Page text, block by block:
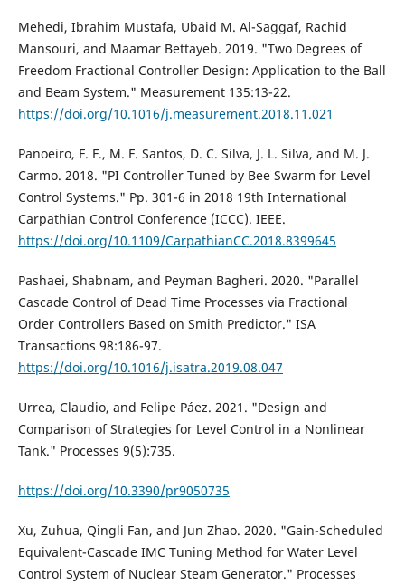
Mehedi, Ibrahim Mustafa, Ubaid M. Al-Saggaf, Rachid
Mansouri, and Maamar Bettayeb. 2019. "Two Degrees of
Freedom Fractional Controller Design: Application to the Ball
and Beam System." Measurement 135:13-22.
https://doi.org/10.1016/j.measurement.2018.11.021
Panoeiro, F. F., M. F. Santos, D. C. Silva, J. L. Silva, and M. J.
Carmo. 2018. "PI Controller Tuned by Bee Swarm for Level
Control Systems." Pp. 301-6 in 2018 19th International
Carpathian Control Conference (ICCC). IEEE.
https://doi.org/10.1109/CarpathianCC.2018.8399645
Pashaei, Shabnam, and Peyman Bagheri. 2020. "Parallel
Cascade Control of Dead Time Processes via Fractional
Order Controllers Based on Smith Predictor." ISA
Transactions 98:186-97.
https://doi.org/10.1016/j.isatra.2019.08.047
Urrea, Claudio, and Felipe Páez. 2021. "Design and
Comparison of Strategies for Level Control in a Nonlinear
Tank." Processes 9(5):735.
https://doi.org/10.3390/pr9050735
Xu, Zuhua, Qingli Fan, and Jun Zhao. 2020. "Gain-Scheduled
Equivalent-Cascade IMC Tuning Method for Water Level
Control System of Nuclear Steam Generator." Processes